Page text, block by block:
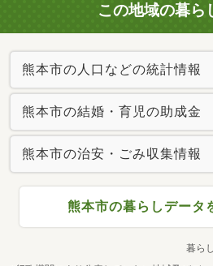
この地域の暮ら
熊本市の人口などの統計情報
熊本市の結婚・育児の助成金
熊本市の治安・ごみ収集情報
熊本市の暮らしデータ
暮ら